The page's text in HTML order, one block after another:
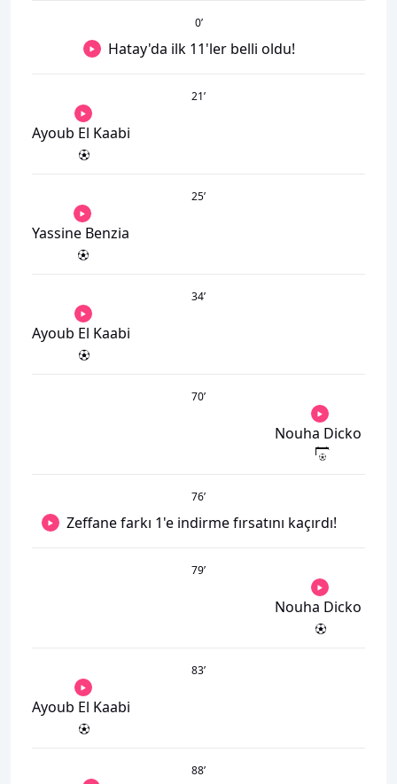
0’
Hatay'da ilk 11'ler belli oldu!
21’
Ayoub El Kaabi
25’
Yassine Benzia
34’
Ayoub El Kaabi
70’
Nouha Dicko
76’
Zeffane farkı 1'e indirme fırsatını kaçırdı!
79’
Nouha Dicko
83’
Ayoub El Kaabi
88’